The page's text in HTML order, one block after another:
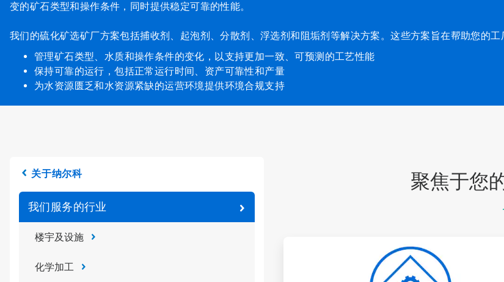
变的矿石类型和操作条件，同时提供稳定可靠的性能。
我们的硫化矿选矿厂方案包括捕收剂、起泡剂、分散剂、浮选剂和阻垢剂等解决方案。这些方案旨在帮助您的工
管理矿石类型、水质和操作条件的变化，以支持更加一致、可预测的工艺性能
保持可靠的运行，包括正常运行时间、资产可靠性和产量
为水资源匮乏和水资源紧缺的运营环境提供环境合规支持
关于纳尔科
我们服务的行业
楼宇及设施
化学加工
聚焦于您
1
，
共